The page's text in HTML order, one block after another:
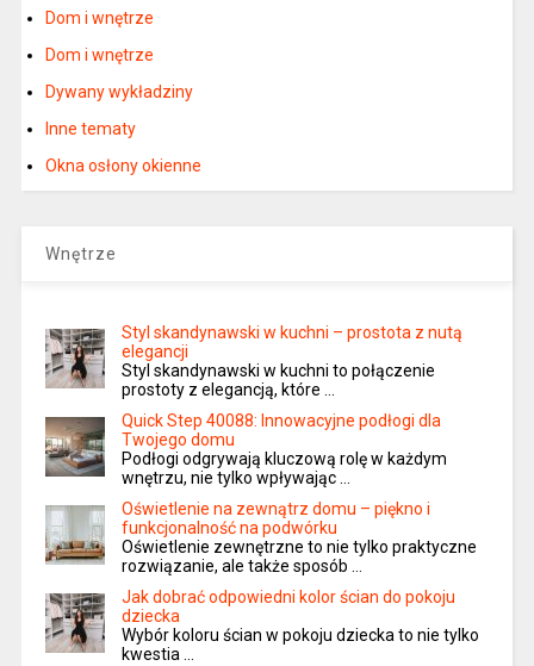
Dom i wnętrze
Dom i wnętrze
Dywany wykładziny
Inne tematy
Okna osłony okienne
Wnętrze
Styl skandynawski w kuchni – prostota z nutą
elegancji
Styl skandynawski w kuchni to połączenie
prostoty z elegancją, które …
Quick Step 40088: Innowacyjne podłogi dla
Twojego domu
Podłogi odgrywają kluczową rolę w każdym
wnętrzu, nie tylko wpływając …
Oświetlenie na zewnątrz domu – piękno i
funkcjonalność na podwórku
Oświetlenie zewnętrzne to nie tylko praktyczne
rozwiązanie, ale także sposób …
Jak dobrać odpowiedni kolor ścian do pokoju
dziecka
Wybór koloru ścian w pokoju dziecka to nie tylko
kwestia …